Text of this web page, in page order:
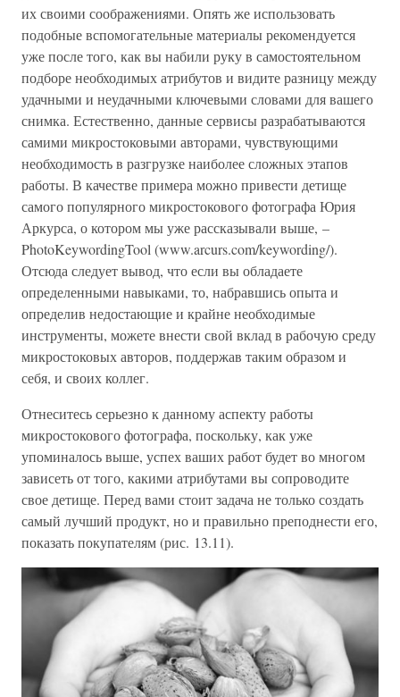
их своими соображениями. Опять же использовать
подобные вспомогательные материалы рекомендуется
уже после того, как вы набили руку в самостоятельном
подборе необходимых атрибутов и видите разницу между
удачными и неудачными ключевыми словами для вашего
снимка. Естественно, данные сервисы разрабатываются
самими микростоковыми авторами, чувствующими
необходимость в разгрузке наиболее сложных этапов
работы. В качестве примера можно привести детище
самого популярного микростокового фотографа Юрия
Аркурса, о котором мы уже рассказывали выше, –
PhotoKeywordingTool (www.arcurs.com/keywording/).
Отсюда следует вывод, что если вы обладаете
определенными навыками, то, набравшись опыта и
определив недостающие и крайне необходимые
инструменты, можете внести свой вклад в рабочую среду
микростоковых авторов, поддержав таким образом и
себя, и своих коллег.
Отнеситесь серьезно к данному аспекту работы
микростокового фотографа, поскольку, как уже
упоминалось выше, успех ваших работ будет во многом
зависеть от того, какими атрибутами вы сопроводите
свое детище. Перед вами стоит задача не только создать
самый лучший продукт, но и правильно преподнести его,
показать покупателям (рис. 13.11).